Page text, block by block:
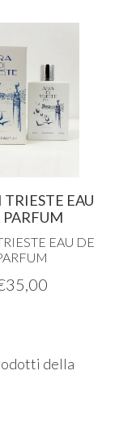
EAU
PARFUM
EAU DE
35,00
della